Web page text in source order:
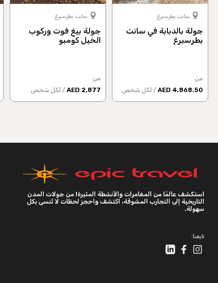
سانت بطرسبرغ
جولة بالدبابة في سانت
بطرسبرغ
من
4,868.50 AED
/ لكل شخص
سانت بطرسبرغ
جولة بيغ فوت وركوب
الخيل كومبو
من
2,877 AED
/ لكل شخص
استكشف عالمًا من المغامرات والأنشطة المثيرة! من جولات المدن
التاريخية إلى التجارب المشوقة، اكتشف واحجز لحظات لا تُنسى بكل
سهولة.
تابعنا: